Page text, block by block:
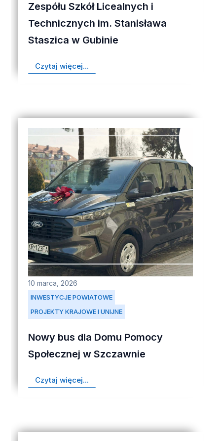
Zespółu Szkół Licealnych i
Technicznych im. Stanisława
Staszica w Gubinie
Czytaj więcej...
INWESTYCJE POWIATOWE
PROJEKTY KRAJOWE I UNIJNE
10 marca, 2026
Nowy bus dla Domu Pomocy
Społecznej w Szczawnie
Czytaj więcej...